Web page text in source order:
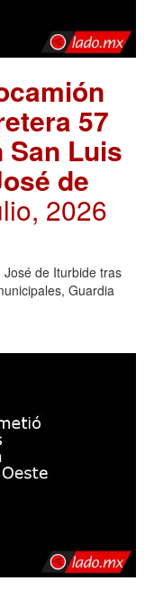
57
Luis
de
2026
de Iturbide tras
Guardia